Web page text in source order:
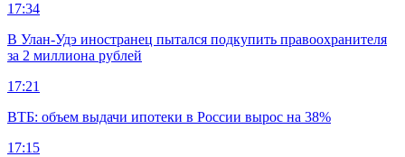
17:34
В Улан-Удэ иностранец пытался подкупить правоохранителя
за 2 миллиона рублей
17:21
ВТБ: объем выдачи ипотеки в России вырос на 38%
17:15